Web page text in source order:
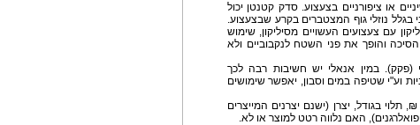
או ציפורניים בצעצוע. סדק קטנטן יכול
בגלל נוזלי גוף המצטברים בקרע שבצעצוע.
עם צעצועים העשויים מסיליקון, שימוש
והופך את פני השטח לנקבוביים ולא
(פקק). במין אנאלי יש חשיבות רבה לכך
וע"י שטיפה במים וסבון, יאפשר שימושים
מחירם של הפלאגים מסיליקון נע בין 120-450 ₪, תלוי בגודל, יצרן (ישנם יצרנים המייצרים
האם נלווה רטט למוצר או לא.